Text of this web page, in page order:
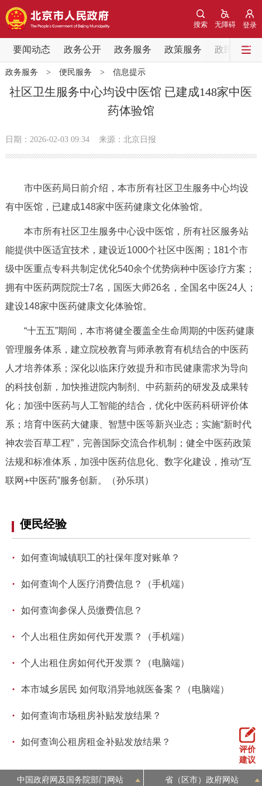
登录
无障碍
搜索
要闻动态 政务公开 政务服务 政策服务 政民互动
要闻动态
党中央精神 国务院信息
会议信息
市领导 机构职能 政策服务
决策公开
政务服务
个人服务 法人服务 部门服务
便民服务 利企服务 投资项目
中介服务 阳光政务
12345网上接诉即办 我要咨询 我要建议
走进北京
北京概况 十六区概览
DEUTSCH FRANÇAIS РУССКИЙ ЯЗЫК
ESPAÑOL العربية
政务服务 > 便民服务 > 信息提示
社区卫生服务中心均设中医馆 已建成148家中医
药体验馆
日期：2026-02-03 09:34 来源：北京日报
市中医药局日前介绍，本市所有社区卫生服务中心均设
有中医馆，已建成148家中医药健康文化体验馆。
本市所有社区卫生服务中心设中医馆，所有社区服务站
能提供中医适宜技术，建设近1000个社区中医阁；181个市
级中医重点专科共制定优化540余个优势病种中医诊疗方案；
拥有中医药两院院士7名，国医大师26名，全国名中医24人；
建设148家中医药健康文化体验馆。
“十五五”期间，本市将健全覆盖全生命周期的中医药健康
管理服务体系，建立院校教育与师承教育有机结合的中医药
人才培养体系；深化以临床疗效提升和市民健康需求为导向
的科技创新，加快推进院内制剂、中药新药的研发及成果转
化；加强中医药与人工智能的结合，优化中医药科研评价体
系；培育中医药大健康、智慧中医等新兴业态；实施“新时代
神农尝百草工程”，完善国际交流合作机制；健全中医药政策
法规和标准体系，加强中医药信息化、数字化建设，推动“互
联网+中医药”服务创新。（孙乐琪）
便民经验
· 如何查询城镇职工的社保年度对账单？
· 如何查询个人医疗消费信息？（手机端）
· 如何查询参保人员缴费信息？
· 个人出租住房如何代开发票？（手机端）
· 个人出租住房如何代开发票？（电脑端）
· 本市城乡居民 如何取消异地就医备案？（电脑端）
· 如何查询市场租房补贴发放结果？
· 如何查询公租房租金补贴发放结果？
评价
建议
中国政府网及国务院部门网站 省（区市）政府网站